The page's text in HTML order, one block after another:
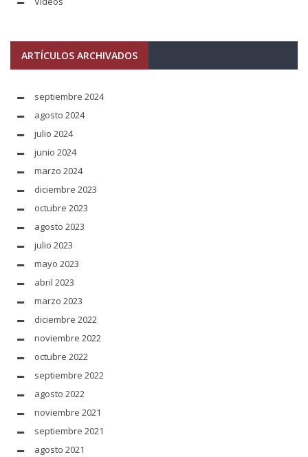
ARTÍCULOS ARCHIVADOS
septiembre 2024
agosto 2024
julio 2024
junio 2024
marzo 2024
diciembre 2023
octubre 2023
agosto 2023
julio 2023
mayo 2023
abril 2023
marzo 2023
diciembre 2022
noviembre 2022
octubre 2022
septiembre 2022
agosto 2022
noviembre 2021
septiembre 2021
agosto 2021